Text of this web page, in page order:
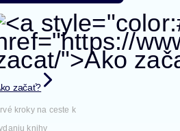
začať?
kroky na ceste k
knihy